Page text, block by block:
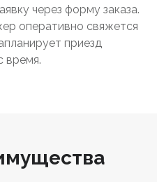
через форму заказа.
оперативно свяжется
приезд
время.